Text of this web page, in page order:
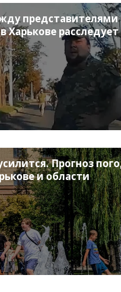
Харькове расследует
Прогноз
и области